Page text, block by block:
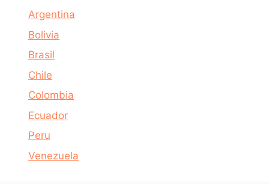
Argentina
Bolivia
Brasil
Chile
Colombia
Ecuador
Peru
Venezuela